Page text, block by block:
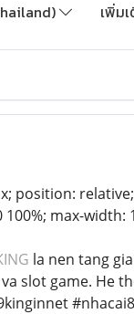
เพิ่ม
position:
max-width:
la nen tang
slot game. He